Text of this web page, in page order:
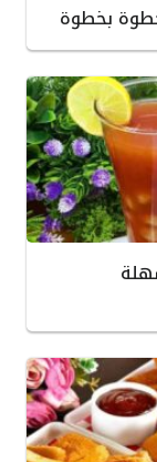
بخطوة